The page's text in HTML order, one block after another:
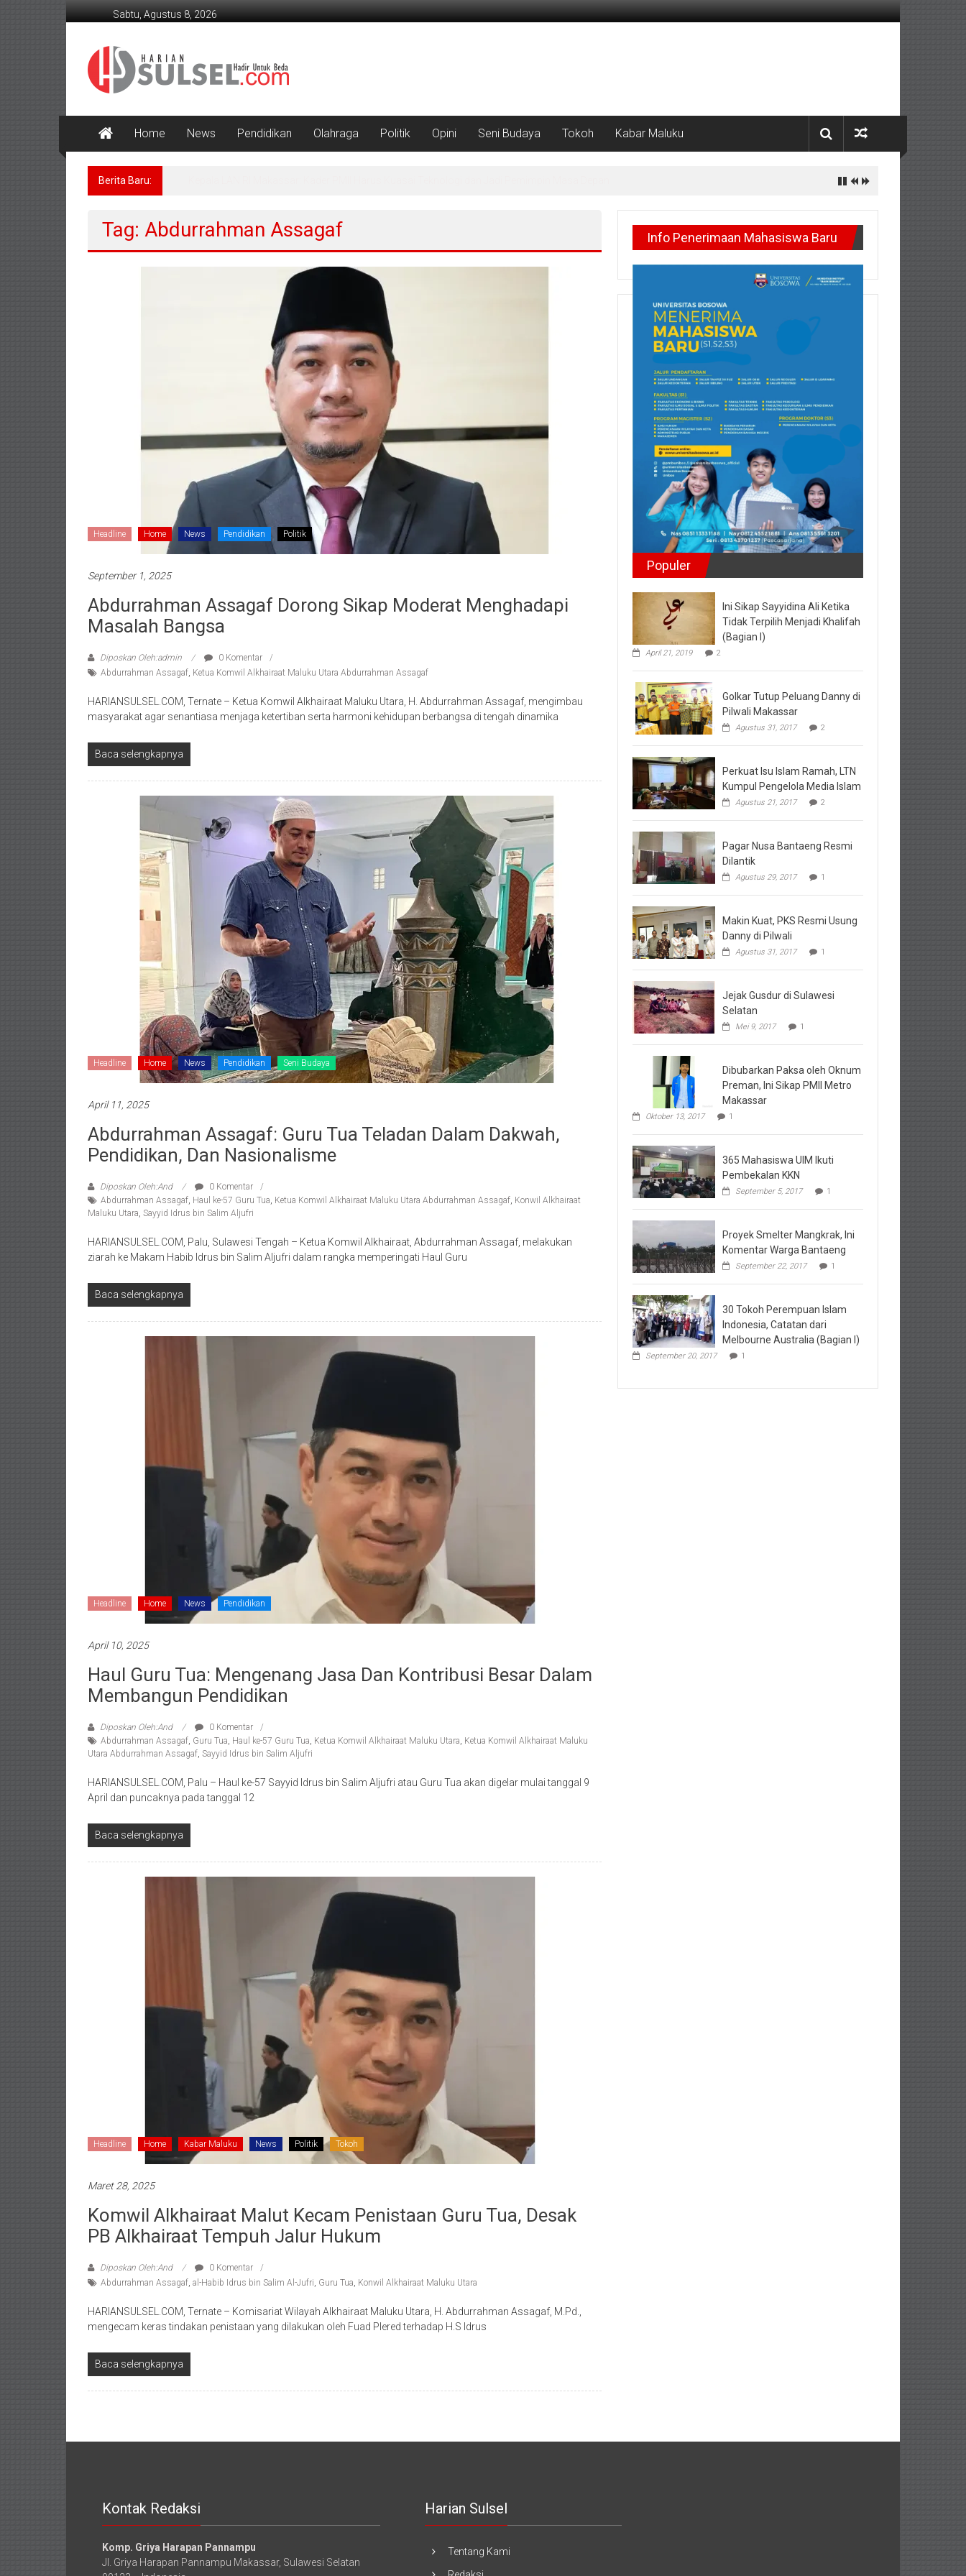
ke
Sabtu, Agustus 8, 2026
Harian
Sulsel
Beda
Home News Pendidikan Olahraga Politik Opini Seni Budaya Tokoh Kabar Maluku
Berita Baru:
Tag: Abdurrahman Assagaf
Headline Home News Pendidikan Politik
September 1, 2025
Abdurrahman Assagaf Dorong Sikap Moderat Menghadapi
Masalah Bangsa
Diposkan Oleh:admin
0 Komentar
Abdurrahman Assagaf, Ketua Komwil Alkhairaat Maluku Utara Abdurrahman Assagaf
HARIANSULSEL.COM, Ternate – Ketua Komwil Alkhairaat Maluku Utara, H. Abdurrahman Assagaf, mengimbau
masyarakat agar senantiasa menjaga ketertiban serta harmoni kehidupan berbangsa di tengah dinamika
Baca selengkapnya
Headline Home News Pendidikan Seni Budaya
April 11, 2025
Abdurrahman Assagaf: Guru Tua Teladan Dalam Dakwah,
Pendidikan, Dan Nasionalisme
Diposkan Oleh:And
0 Komentar
Abdurrahman Assagaf, Haul ke-57 Guru Tua, Ketua Komwil Alkhairaat Maluku Utara Abdurrahman Assagaf, Konwil Alkhairaat
Maluku Utara, Sayyid Idrus bin Salim Aljufri
HARIANSULSEL.COM, Palu, Sulawesi Tengah – Ketua Komwil Alkhairaat, Abdurrahman Assagaf, melakukan
ziarah ke Makam Habib Idrus bin Salim Aljufri dalam rangka memperingati Haul Guru
Baca selengkapnya
Headline Home News Pendidikan
April 10, 2025
Haul Guru Tua: Mengenang Jasa Dan Kontribusi Besar Dalam
Membangun Pendidikan
Diposkan Oleh:And
0 Komentar
Abdurrahman Assagaf, Guru Tua, Haul ke-57 Guru Tua, Ketua Komwil Alkhairaat Maluku Utara, Ketua Komwil Alkhairaat Maluku
Utara Abdurrahman Assagaf, Sayyid Idrus bin Salim Aljufri
HARIANSULSEL.COM, Palu – Haul ke-57 Sayyid Idrus bin Salim Aljufri atau Guru Tua akan digelar mulai tanggal 9
April dan puncaknya pada tanggal 12
Baca selengkapnya
Headline Home Kabar Maluku News Politik Tokoh
Maret 28, 2025
Komwil Alkhairaat Malut Kecam Penistaan Guru Tua, Desak
PB Alkhairaat Tempuh Jalur Hukum
Diposkan Oleh:And
0 Komentar
Abdurrahman Assagaf, al-Habib Idrus bin Salim Al-Jufri, Guru Tua, Konwil Alkhairaat Maluku Utara
HARIANSULSEL.COM, Ternate – Komisariat Wilayah Alkhairaat Maluku Utara, H. Abdurrahman Assagaf, M.Pd.,
mengecam keras tindakan penistaan yang dilakukan oleh Fuad Plered terhadap H.S Idrus
Baca selengkapnya
Info Penerimaan Mahasiswa Baru
Populer
Ini Sikap Sayyidina Ali Ketika
Tidak Terpilih Menjadi Khalifah
(Bagian I)
April 21, 2019 2
Golkar Tutup Peluang Danny di
Pilwali Makassar
Agustus 31, 2017 2
Perkuat Isu Islam Ramah, LTN
Kumpul Pengelola Media Islam
Agustus 21, 2017 2
Pagar Nusa Bantaeng Resmi
Dilantik
Agustus 29, 2017 1
Makin Kuat, PKS Resmi Usung
Danny di Pilwali
Agustus 31, 2017 1
Jejak Gusdur di Sulawesi
Selatan
Mei 9, 2017 1
Dibubarkan Paksa oleh Oknum
Preman, Ini Sikap PMII Metro
Makassar
Oktober 13, 2017 1
365 Mahasiswa UIM Ikuti
Pembekalan KKN
September 5, 2017 1
Proyek Smelter Mangkrak, Ini
Komentar Warga Bantaeng
September 22, 2017 1
30 Tokoh Perempuan Islam
Indonesia, Catatan dari
Melbourne Australia (Bagian I)
September 20, 2017 1
Kontak Redaksi
Komp. Griya Harapan Pannampu
Jl. Griya Harapan Pannampu Makassar, Sulawesi Selatan
Harian Sulsel
Tentang Kami